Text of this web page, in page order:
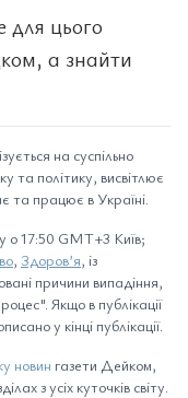
для цього
а знайти
на суспільно
та політику, висвітлює
та працює в Україні.
о 17:50 GMT+3 Київ;
, Здоров’я, із
причини випадіння,
Якщо в публікації
у кінці публікації.
новин газети Дейком,
з усіх куточків світу.